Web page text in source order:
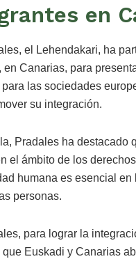
en
el Lehendakari, ha
en Canarias, para
las sociedades
su integración.
Pradales ha
el ámbito de los
humana es esencial
personas.
para lograr la
Euskadi y Canarias